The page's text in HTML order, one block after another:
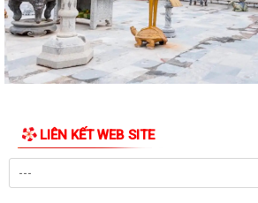
Tổ chức chi trả tiền bồi thường, hỗ trợ
thực hiện Dự án Khu Công nghiệp...
Dự thảo chứng thư khu B Dự án đầu tư kinh
dựng và kinh doanh kết cấ hạ...
chính nhà nước năm 2026 trên địa bàn...
Quyết định phê duyệt phương án tái định cư
thực hiện Dự án đầu tư xây dựng...
LIÊN KẾT WEB SITE